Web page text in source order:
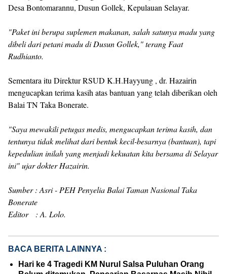
Desa Bontomarannu, Dusun Gollek, Kepulauan Selayar.
"Paket ini berupa suplemen makanan, salah satunya madu yang
dibeli dari petani madu di Dusun Gollek," terang Faat
Rudhianto.
Sementara itu Direktur RSUD K.H.Hayyung , dr. Hazairin
mengucapkan terima kasih atas bantuan yang telah diberikan oleh
Balai TN Taka Bonerate.
"Saya mewakili petugas medis, mengucapkan terima kasih, dan
tentunya tidak melihat dari bentuk kecil-besarnya (bantuan), tapi
kepedulian inilah yang menjadi kekuatan kita bersama di Selayar
ini" ujar dokter Hazairin.
Sumber : Asri - PEH Penyelia Balai Taman Nasional Taka
Bonerate
Editor : A. Lolo.
BACA BERITA LAINNYA :
Hari ke 4 Tragedi KM Nurul Salsa Puluhan Orang